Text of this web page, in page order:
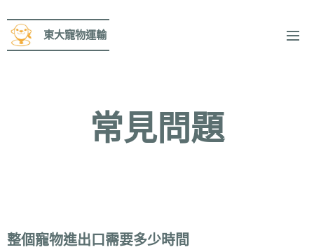
東大寵物運輸
常見問題
整個寵物進出口需要多少時間